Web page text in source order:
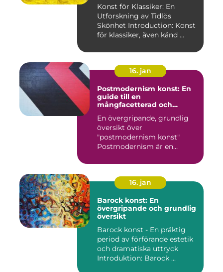
Konst för Klassiker: En
Utforskning av Tidlös
Skönhet Introduction: Konst
för klassiker, även känd ...
16. jan
Postmodernism konst: En
guide till en
mångfacetterad och
En övergripande, grundlig
översikt över
"postmodernism konst"
Postmodernism är en
16. jan
Barock konst: En
övergripande och grundlig
översikt
Barock konst - En präktig
period av förförande estetik
och dramatiska uttryck
Introduktion: Barock ...